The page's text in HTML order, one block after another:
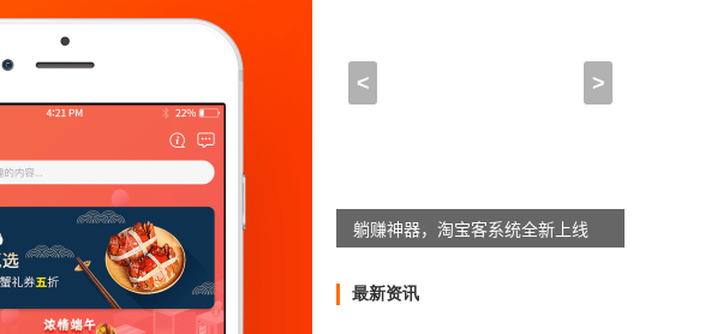
2021-09-27 18:15:00
统餐饮商家看到了曙光。一些创业者开始在当
整合了本地门店，用户选择多；商家加入外
外卖APP开发
< >
躺赚神器，淘宝客系统全新上线
最新资讯